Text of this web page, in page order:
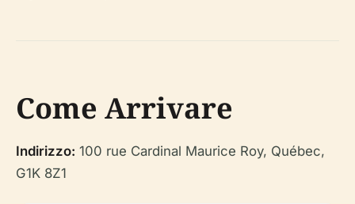
Come Arrivare
Indirizzo: 100 rue Cardinal Maurice Roy, Québec,
G1K 8Z1